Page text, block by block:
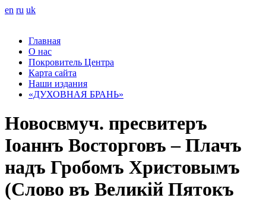
en ru uk
Главная
О нас
Покровитель Центра
Карта сайта
Наши издания
«ДУХОВНАЯ БРАНЬ»
Новосвмуч. пресвитеръ
Іоаннъ Восторговъ – Плачъ
надъ Гробомъ Христовымъ
(Слово въ Великій Пятокъ